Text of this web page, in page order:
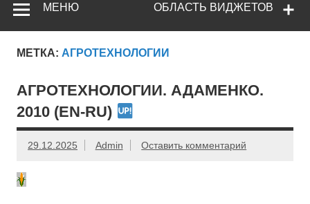
ОБЛАСТЬ ВИДЖЕТОВ
МЕНЮ
МЕТКА: АГРОТЕХНОЛОГИИ
АГРОТЕХНОЛОГИИ. АДАМЕНКО.
2010 (EN-RU)
29.12.2025 Admin Оставить комментарий